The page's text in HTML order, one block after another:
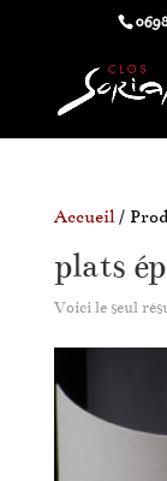
Accueil/
plats
Voici le seul